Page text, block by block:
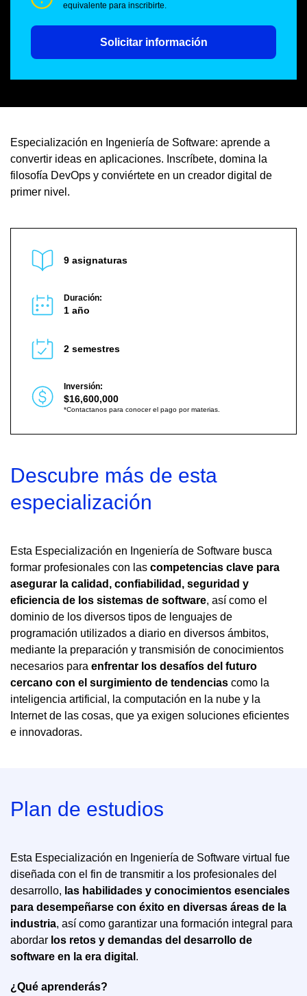
equivalente para inscribirte.
Solicitar información
Especialización en Ingeniería de Software: aprende a
convertir ideas en aplicaciones. Inscríbete, domina la
filosofía DevOps y conviértete en un creador digital de
primer nivel.
9 asignaturas
Duración:
1 año
2 semestres
Inversión:
$16,600,000
*Contactanos para conocer el pago por materias.
Descubre más de esta
especialización
Esta Especialización en Ingeniería de Software busca
formar profesionales con las competencias clave para
asegurar la calidad, confiabilidad, seguridad y
eficiencia de los sistemas de software, así como el
dominio de los diversos tipos de lenguajes de
programación utilizados a diario en diversos ámbitos,
mediante la preparación y transmisión de conocimientos
necesarios para enfrentar los desafíos del futuro
cercano con el surgimiento de tendencias como la
inteligencia artificial, la computación en la nube y la
Internet de las cosas, que ya exigen soluciones eficientes
e innovadoras.
Plan de estudios
Esta Especialización en Ingeniería de Software virtual fue
diseñada con el fin de transmitir a los profesionales del
desarrollo, las habilidades y conocimientos esenciales
para desempeñarse con éxito en diversas áreas de la
industria, así como garantizar una formación integral para
abordar los retos y demandas del desarrollo de
software en la era digital .
¿Qué aprenderás?